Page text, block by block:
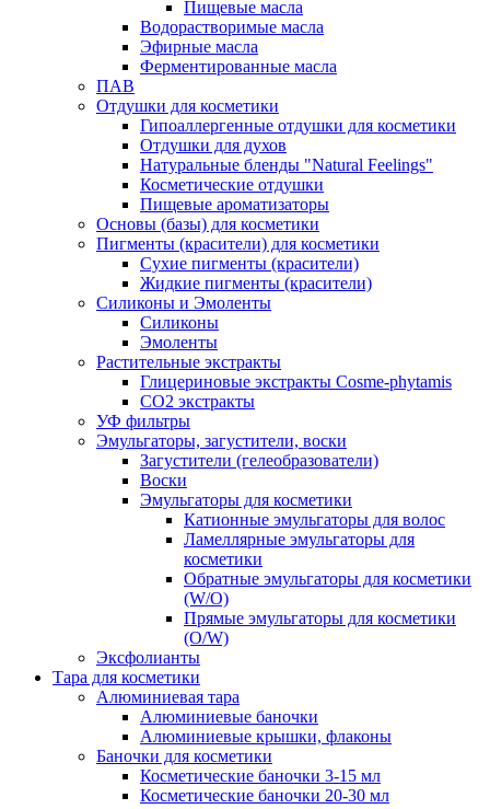
Пищевые масла
Водорастворимые масла
Эфирные масла
Ферментированные масла
ПАВ
Отдушки для косметики
Гипоаллергенные отдушки для косметики
Отдушки для духов
Натуральные бленды "Natural Feelings"
Косметические отдушки
Пищевые ароматизаторы
Основы (базы) для косметики
Пигменты (красители) для косметики
Сухие пигменты (красители)
Жидкие пигменты (красители)
Силиконы и Эмоленты
Силиконы
Эмоленты
Растительные экстракты
Глицериновые экстракты Cosme-phytamis
СО2 экстракты
УФ фильтры
Эмульгаторы, загустители, воски
Загустители (гелеобразователи)
Воски
Эмульгаторы для косметики
Катионные эмульгаторы для волос
Ламеллярные эмульгаторы для
косметики
Обратные эмульгаторы для косметики
(W/O)
Прямые эмульгаторы для косметики
(O/W)
Эксфолианты
Тара для косметики
Алюминиевая тара
Алюминиевые баночки
Алюминиевые крышки, флаконы
Баночки для косметики
Косметические баночки 3-15 мл
Косметические баночки 20-30 мл